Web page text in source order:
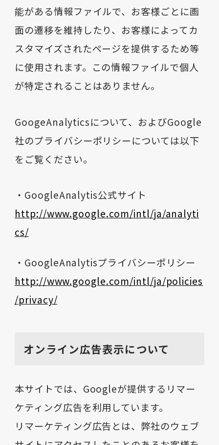
能がある情報ファイルで、お客様ごとに画
面の遷移を維持したり、お客様によってカ
スタマイズされたページを提供するため等
に使用されます。この情報ファイルで個人
が特定されることはありません。
GoogeAnalyticsについて、およびGoogle
社のプライバシーポリシーについては以下
をご覧ください。
・GoogleAnalytis公式サイト
http://www.google.com/intl/ja/analyti
cs/
・GoogleAnalytisプライバシーポリシー
http://www.google.com/intl/ja/policies
/privacy/
オンライン広告表示について
本サイトでは、Googleが提供するリマー
ケティング広告を利用しています。
リマーケティング広告とは、弊社のウェブ